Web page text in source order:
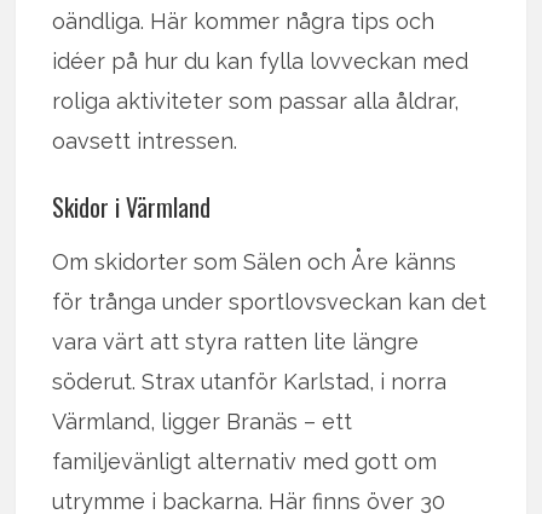
oändliga. Här kommer några tips och
idéer på hur du kan fylla lovveckan med
roliga aktiviteter som passar alla åldrar,
oavsett intressen.
Skidor i Värmland
Om skidorter som Sälen och Åre känns
för trånga under sportlovsveckan kan det
vara värt att styra ratten lite längre
söderut. Strax utanför Karlstad, i norra
Värmland, ligger Branäs – ett
familjevänligt alternativ med gott om
utrymme i backarna. Här finns över 30